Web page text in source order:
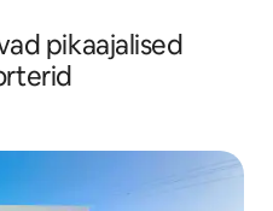
pikaajalised